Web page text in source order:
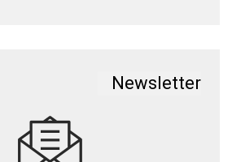
Newsletter